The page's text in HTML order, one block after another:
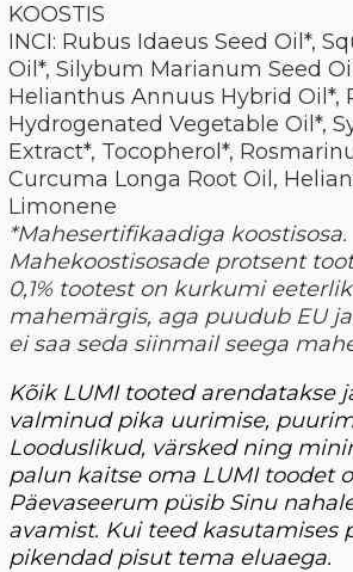
KOOSTIS
INCI: Rubus Idaeus Seed Oil*,
Oil*, Silybum Marianum Seed
Helianthus Annuus Hybrid Oil*,
Hydrogenated Vegetable Oil*,
Extract*, Tocopherol*,
Curcuma Longa Root Oil,
Limonene
*Mahesertifikaadiga koostisosa.
Mahekoostisosade protsent
0,1% tootest on kurkumi
mahemärgis, aga puudub EU
ei saa seda siinmail seega
Kõik LUMI tooted arendatakse
valminud pika uurimise,
Looduslikud, värsked ning
palun kaitse oma LUMI toodet
Päevaseerum püsib Sinu
avamist. Kui teed kasutamises
pikendad pisut tema eluaega.